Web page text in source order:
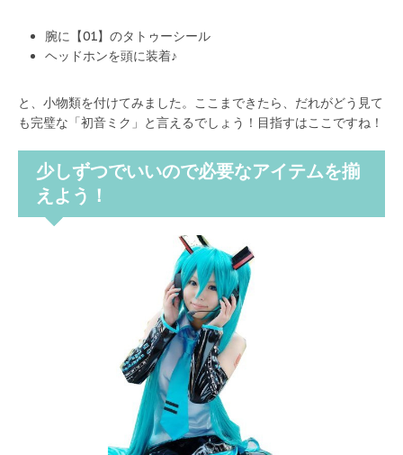
腕に【01】のタトゥーシール
ヘッドホンを頭に装着♪
と、小物類を付けてみました。ここまできたら、だれがどう見て
も完璧な「初音ミク」と言えるでしょう！目指すはここですね！
少しずつでいいので必要なアイテムを揃
えよう！